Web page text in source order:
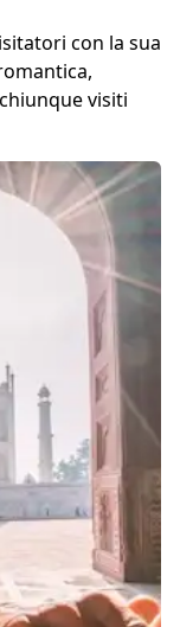
con la sua
visiti